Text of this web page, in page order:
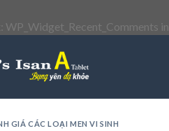
WP_Widget_Recent_Comments in
GIÁ CÁC LOẠI MEN VI SINH